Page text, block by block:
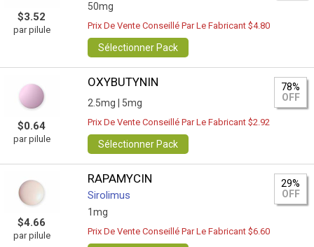
$3.52
par pilule
50mg
Prix De Vente Conseillé Par Le Fabricant $4.80
Sélectionner Pack
$0.64
par pilule
OXYBUTYNIN
2.5mg | 5mg
78%
OFF
Prix De Vente Conseillé Par Le Fabricant $2.92
Sélectionner Pack
$4.66
par pilule
RAPAMYCIN
Sirolimus
1mg
29%
OFF
Prix De Vente Conseillé Par Le Fabricant $6.60